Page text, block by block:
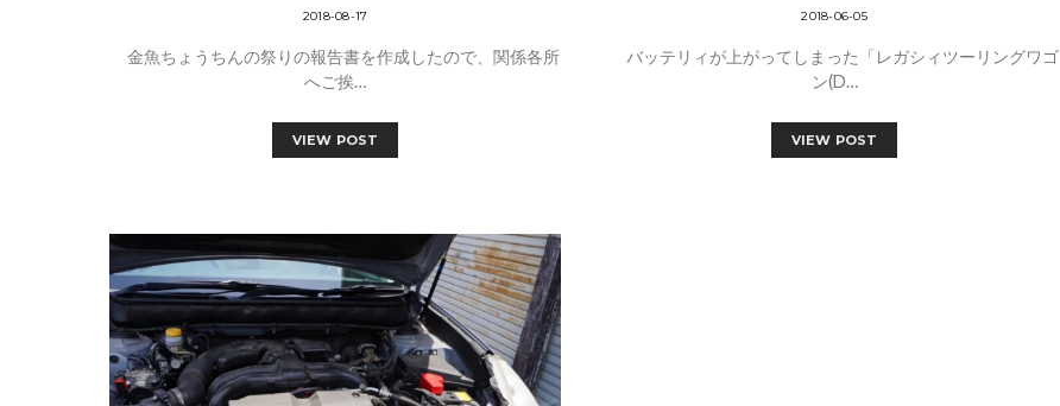
2018-08-17
金魚ちょうちんの祭りの報告書を作成したので、関係各所
へご挨…
VIEW POST
2018-06-05
バッテリィが上がってしまった「レガシィツーリングワゴ
ン(D…
VIEW POST